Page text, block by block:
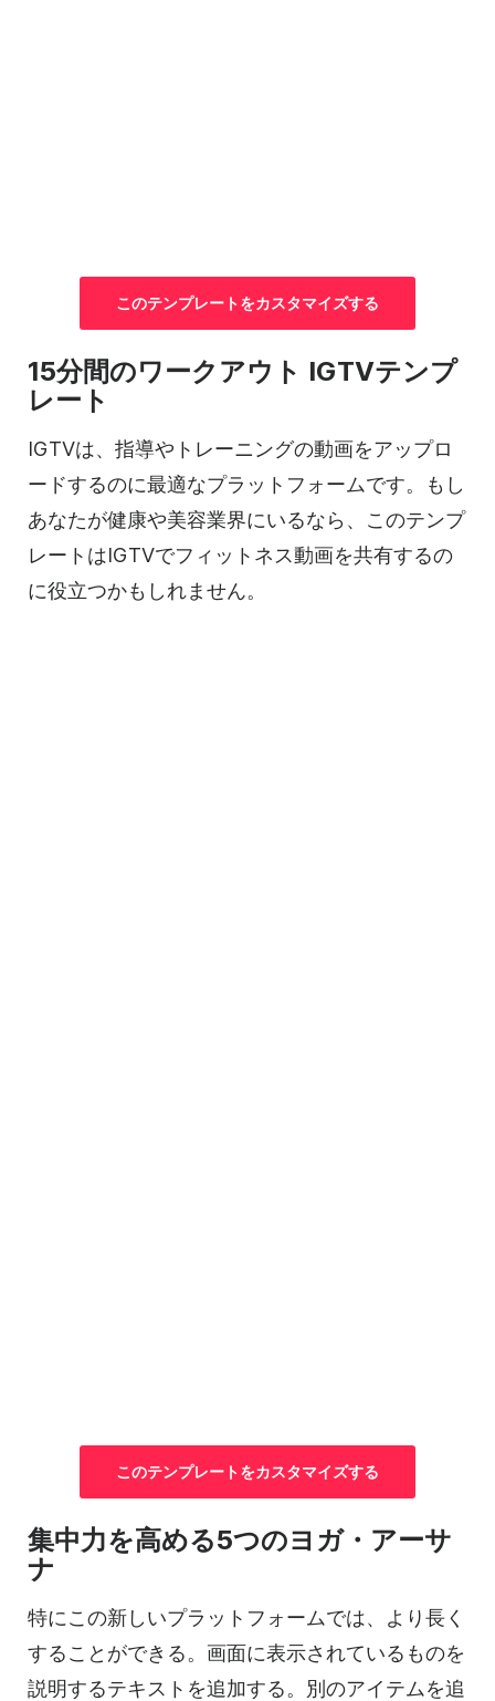
このテンプレートをカスタマイズする
15分間のワークアウト IGTVテンプ
レート
IGTVは、指導やトレーニングの動画をアップロ
ードするのに最適なプラットフォームです。もし
あなたが健康や美容業界にいるなら、このテンプ
レートはIGTVでフィットネス動画を共有するの
に役立つかもしれません。
このテンプレートをカスタマイズする
集中力を高める5つのヨガ・アーサ
ナ
特にこの新しいプラットフォームでは、より長く
することができる。画面に表示されているものを
説明するテキストを追加する。別のアイテムを追